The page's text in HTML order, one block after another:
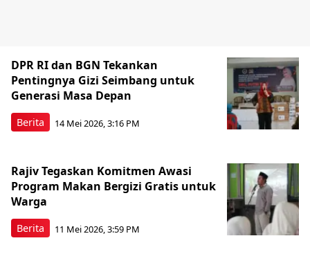
Berita
DPR RI dan BGN Tekankan
Pentingnya Gizi Seimbang untuk
Generasi Masa Depan
14 Mei 2026, 3:16 PM
Berita
Rajiv Tegaskan Komitmen Awasi
Program Makan Bergizi Gratis untuk
Warga
11 Mei 2026, 3:59 PM